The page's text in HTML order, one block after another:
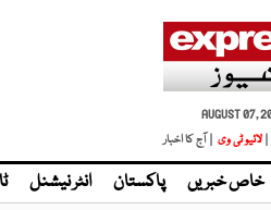
AUGUST 07,
لائیو ٹی وی | آج کا اخبار
خاص خبریں پاکستان انٹر نیشنل